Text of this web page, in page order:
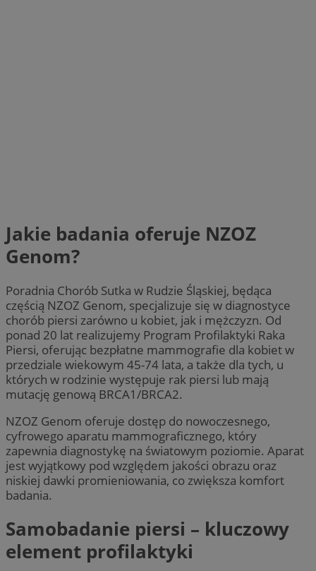
Jakie badania oferuje NZOZ
Genom?
Poradnia Chorób Sutka w Rudzie Śląskiej, będąca
częścią NZOZ Genom, specjalizuje się w diagnostyce
chorób piersi zarówno u kobiet, jak i mężczyzn. Od
ponad 20 lat realizujemy Program Profilaktyki Raka
Piersi, oferując bezpłatne mammografie dla kobiet w
przedziale wiekowym 45-74 lata, a także dla tych, u
których w rodzinie występuje rak piersi lub mają
mutację genową BRCA1/BRCA2.
NZOZ Genom oferuje dostęp do nowoczesnego,
cyfrowego aparatu mammograficznego, który
zapewnia diagnostykę na światowym poziomie. Aparat
jest wyjątkowy pod względem jakości obrazu oraz
niskiej dawki promieniowania, co zwiększa komfort
badania.
Samobadanie piersi – kluczowy
element profilaktyki